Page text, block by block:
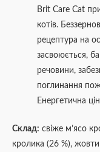
Brit Care Cat
котів.
рецептура на
засвоюється,
речовини,
поглинання
Енергетична
Склад: свіже м’ясо
кролика (26 %),